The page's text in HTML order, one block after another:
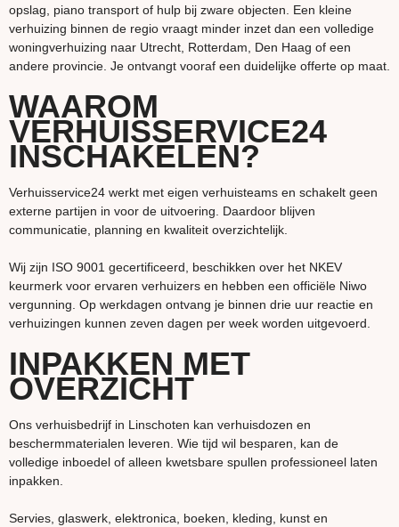
opslag, piano transport of hulp bij zware objecten. Een kleine
verhuizing binnen de regio vraagt minder inzet dan een volledige
woningverhuizing naar Utrecht, Rotterdam, Den Haag of een
andere provincie. Je ontvangt vooraf een duidelijke offerte op maat.
WAAROM
VERHUISSERVICE24
INSCHAKELEN?
Verhuisservice24 werkt met eigen verhuisteams en schakelt geen
externe partijen in voor de uitvoering. Daardoor blijven
communicatie, planning en kwaliteit overzichtelijk.
Wij zijn ISO 9001 gecertificeerd, beschikken over het NKEV
keurmerk voor ervaren verhuizers en hebben een officiële Niwo
vergunning. Op werkdagen ontvang je binnen drie uur reactie en
verhuizingen kunnen zeven dagen per week worden uitgevoerd.
INPAKKEN MET
OVERZICHT
Ons verhuisbedrijf in Linschoten kan verhuisdozen en
beschermmaterialen leveren. Wie tijd wil besparen, kan de
volledige inboedel of alleen kwetsbare spullen professioneel laten
inpakken.
Servies, glaswerk, elektronica, boeken, kleding, kunst en